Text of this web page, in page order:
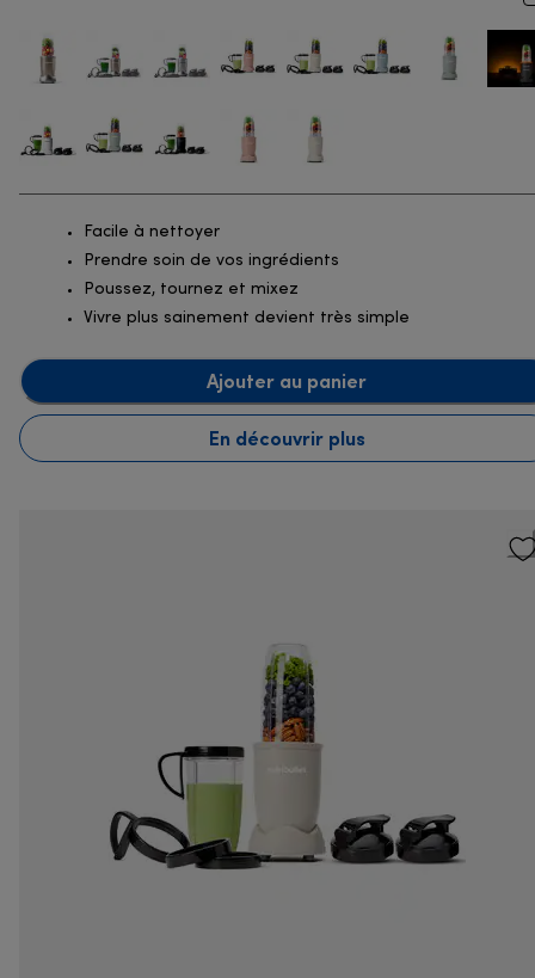
Facile à nettoyer
Prendre soin de vos ingrédients
Poussez, tournez et mixez
Vivre plus sainement devient très simple
Ajouter au panier
En découvrir plus